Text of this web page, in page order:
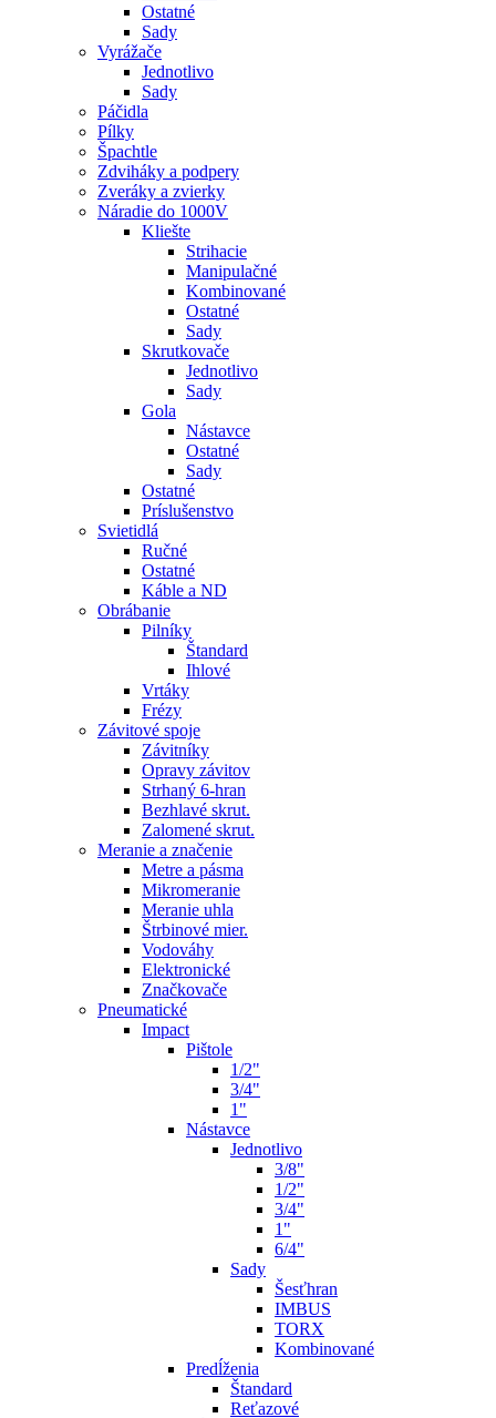
Ostatné
Sady
Vyrážače
Jednotlivo
Sady
Páčidla
Pílky
Špachtle
Zdviháky a podpery
Zveráky a zvierky
Náradie do 1000V
Kliešte
Strihacie
Manipulačné
Kombinované
Ostatné
Sady
Skrutkovače
Jednotlivo
Sady
Gola
Nástavce
Ostatné
Sady
Ostatné
Príslušenstvo
Svietidlá
Ručné
Ostatné
Káble a ND
Obrábanie
Pilníky
Štandard
Ihlové
Vrtáky
Frézy
Závitové spoje
Závitníky
Opravy závitov
Strhaný 6-hran
Bezhlavé skrut.
Zalomené skrut.
Meranie a značenie
Metre a pásma
Mikromeranie
Meranie uhla
Štrbinové mier.
Vodováhy
Elektronické
Značkovače
Pneumatické
Impact
Pištole
1/2"
3/4"
1"
Nástavce
Jednotlivo
3/8"
1/2"
3/4"
1"
6/4"
Sady
Šesťhran
IMBUS
TORX
Kombinované
Predĺženia
Štandard
Reťazové